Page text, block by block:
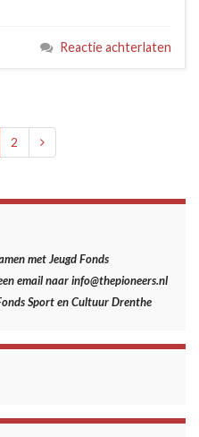
Reactie achterlaten
2
met Jeugd Fonds
email naar info@thepioneers.nl
Sport en Cultuur Drenthe